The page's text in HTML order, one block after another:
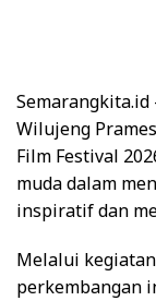
Semarangkita.id
Wilujeng
Film Festival
muda dalam
inspiratif dan
Melalui
perkembangan